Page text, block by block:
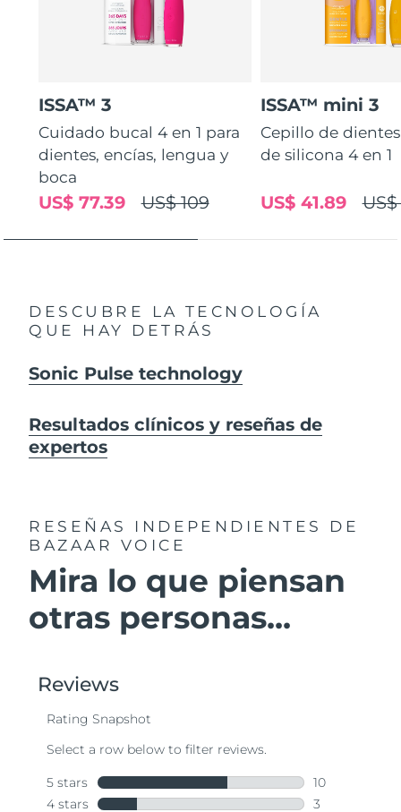
ISSA™ 3
Cuidado bucal 4 en 1 para
dientes, encías, lengua y
boca
US$ 109
US$ 77.39
ISSA™ mini 3
Cepillo de
de silicona 4 en 1
US$ 41.89
DESCUBRE LA TECNOLOGÍA
QUE HAY DETRÁS
Sonic Pulse technology
Resultados clínicos y reseñas de
expertos
RESEÑAS INDEPENDIENTES
DE
BAZAAR VOICE
Mira lo que piensan
otras personas...